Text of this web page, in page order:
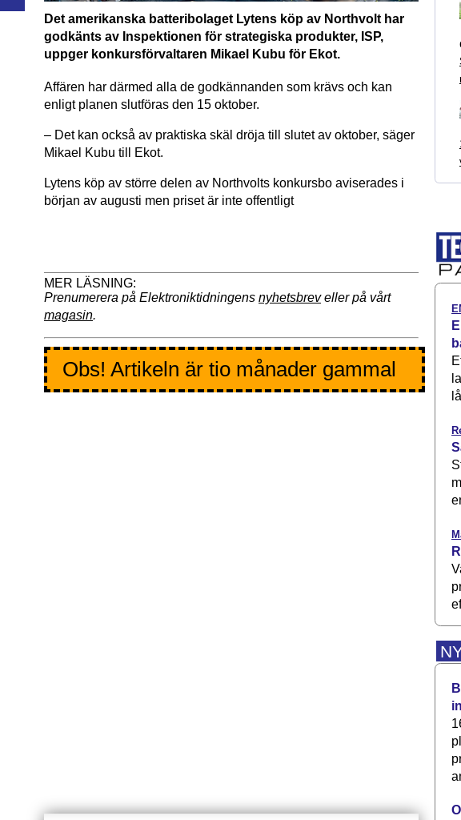
Det amerikanska batteribolaget Lytens köp av Northvolt har
godkänts av Inspektionen för strategiska produkter, ISP,
uppger konkursförvaltaren Mikael Kubu för Ekot.
Affären har därmed alla de godkännanden som krävs och kan
enligt planen slutföras den 15 oktober.
– Det kan också av praktiska skäl dröja till slutet av oktober, säger
Mikael Kubu till Ekot.
Lytens köp av större delen av Northvolts konkursbo aviserades i
början av augusti men priset är inte offentligt
Prenumerera på Elektroniktidningens nyhetsbreveller på vårt
magasin.
Obs! Artikeln är tio månader gammal